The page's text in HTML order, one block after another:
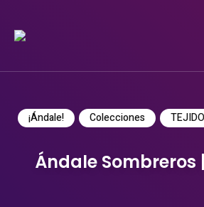
Do it yourself
¡Ándale! Colecciones
Ándale Sombreros